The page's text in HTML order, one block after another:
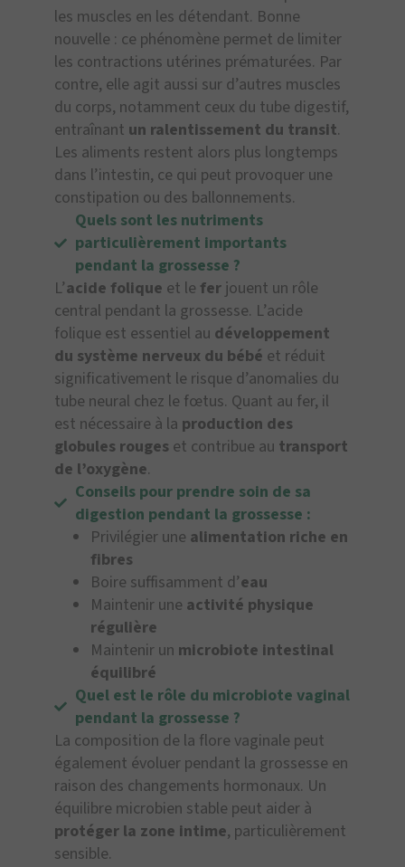
les muscles en les détendant. Bonne
nouvelle : ce phénomène permet de limiter
les contractions utérines prématurées. Par
contre, elle agit aussi sur d’autres muscles
du corps, notamment ceux du tube digestif,
entraînant un ralentissement du transit.
Les aliments restent alors plus longtemps
dans l’intestin, ce qui peut provoquer une
constipation ou des ballonnements.
Quels sont les nutriments
particulièrement importants
pendant la grossesse ?
L’acide folique et le fer jouent un rôle
central pendant la grossesse. L’acide
folique est essentiel au développement
du système nerveux du bébé et réduit
significativement le risque d’anomalies du
tube neural chez le fœtus. Quant au fer, il
est nécessaire à la production des
globules rouges et contribue au transport
de l’oxygène.
Conseils pour prendre soin de sa
digestion pendant la grossesse :
Privilégier une alimentation riche en
fibres
Boire suffisamment d’eau
Maintenir une activité physique
régulière
Maintenir un microbiote intestinal
équilibré
Quel est le rôle du microbiote vaginal
pendant la grossesse ?
La composition de la flore vaginale peut
également évoluer pendant la grossesse en
raison des changements hormonaux. Un
équilibre microbien stable peut aider à
protéger la zone intime, particulièrement
sensible.